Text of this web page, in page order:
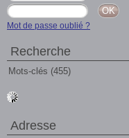
Mot de passe oublié ?
Recherche
Mots-clés (455)
Adresse